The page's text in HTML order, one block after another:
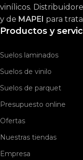
vinílicos.
y de MAPEI para
Productos y
Suelos laminados
Suelos de vinilo
Suelos de parquet
Presupuesto online
Ofertas
Nuestras tiendas
Empresa